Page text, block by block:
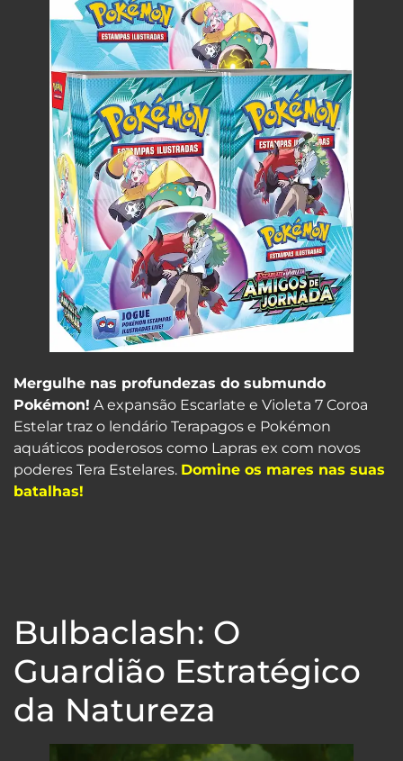
Mergulhe nas profundezas do submundo
Pokémon! A expansão Escarlate e Violeta 7 Coroa
Estelar traz o lendário Terapagos e Pokémon
aquáticos poderosos como Lapras ex com novos
poderes Tera Estelares. Domine os mares nas suas
batalhas!
Bulbaclash: O
Guardião Estratégico
da Natureza